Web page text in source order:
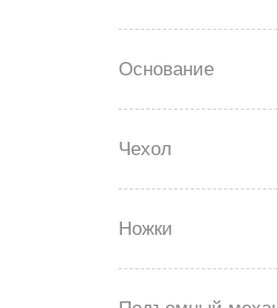
Основание
Чехол
Ножки